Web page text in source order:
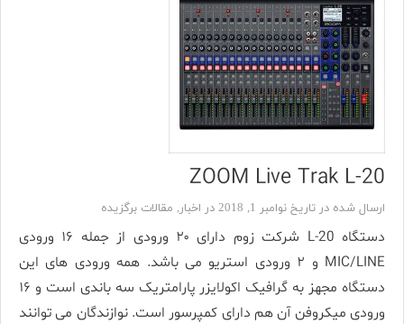
ZOOM Live Trak L-20
ارسال شده در تاریخ نوامبر 1, 2018 در اخبار, مقالات برگزیده
دستگاه L-20 شرکت زوم دارای ۲۰ ورودی از جمله ۱۶ ورودی
MIC/LINE و ۲ ورودی استریو می باشد. همه ورودی های این
دستگاه مجهز به گرافیک اکولایزر پارامتریک سه باندی است و ۱۶
ورودی میکروفن آن هم دارای کمپرسور است. نوازندگان می توانند